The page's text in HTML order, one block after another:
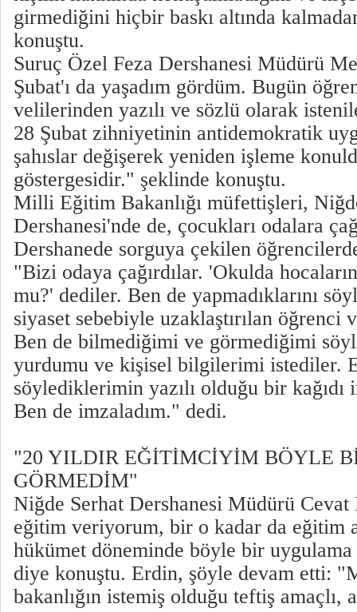
girmediğini hiçbir baskı altında
konuştu.
Suruç Özel Feza Dershanesi Müdürü
Şubat'ı da yaşadım gördüm. Bugün
velilerinden yazılı ve sözlü olarak
28 Şubat zihniyetinin antidemokratik
şahıslar değişerek yeniden işleme
göstergesidir." şeklinde konuştu.
Milli Eğitim Bakanlığı müfettişleri,
Dershanesi'nde de, çocukları odalara
Dershanede sorguya çekilen
"Bizi odaya çağırdılar. 'Okulda
mu?' dediler. Ben de yapmadıklarını
siyaset sebebiyle uzaklaştırılan öğrenci
Ben de bilmediğimi ve görmediğimi
yurdumu ve kişisel bilgilerimi istediler.
söylediklerimin yazılı olduğu bir kağıdı
Ben de imzaladım." dedi.
"20 YILDIR EĞİTİMCİYİM BÖYLE
GÖRMEDİM"
Niğde Serhat Dershanesi Müdürü Cevat
eğitim veriyorum, bir o kadar da eğitim
hükümet döneminde böyle bir uygulama
diye konuştu. Erdin, şöyle devam etti:
bakanlığın istemiş olduğu teftiş amaçlı,